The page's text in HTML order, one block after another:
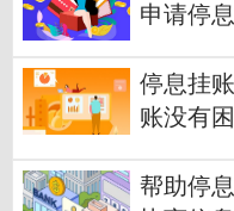
申请停
停息挂
账没有
帮助停